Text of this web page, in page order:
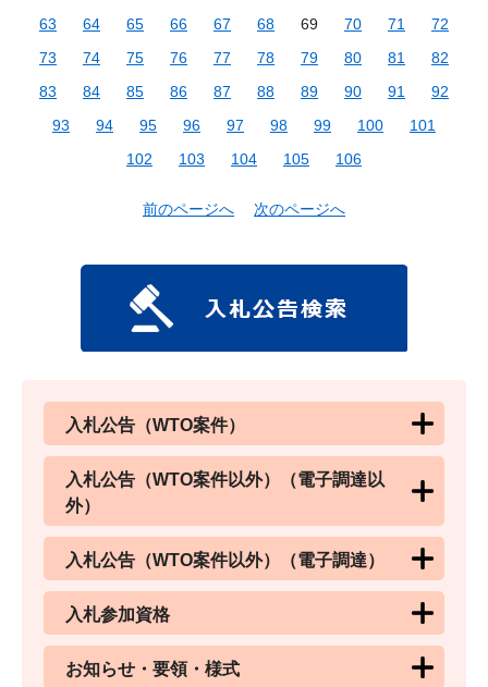
63
64 65 66 67 68 69 70 71
72
73
74 75 76 77 78 79 80 81
82
83
84 85 86 87 88 89 90 91
92
93
94 95 96 97 98 99 100
101
102
103 104 105 106
前のページへ 次のページへ
入札公告（WTO案件）
入札公告（WTO案件以外）（電子調達以
外）
入札公告（WTO案件以外）（電子調達）
入札参加資格
お知らせ・要領・様式